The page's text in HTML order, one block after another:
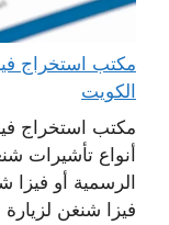
الكويت
مكتب استخراج
أنواع تأشيرات
الرسمية أو فيزا
فيزا شنغن لزيارة